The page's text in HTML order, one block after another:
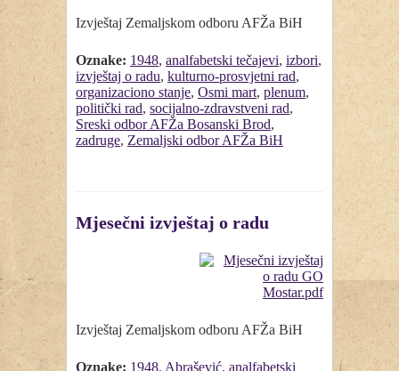
Izvještaj Zemaljskom odboru AFŽa BiH
Oznake: 1948, analfabetski tečajevi, izbori,
izvještaj o radu, kulturno-prosvjetni rad,
organizaciono stanje, Osmi mart, plenum,
politički rad, socijalno-zdravstveni rad,
Sreski odbor AFŽa Bosanski Brod,
zadruge, Zemaljski odbor AFŽa BiH
Mjesečni izvještaj o radu
Izvještaj Zemaljskom odboru AFŽa BiH
Oznake: 1948, Abrašević, analfabetski